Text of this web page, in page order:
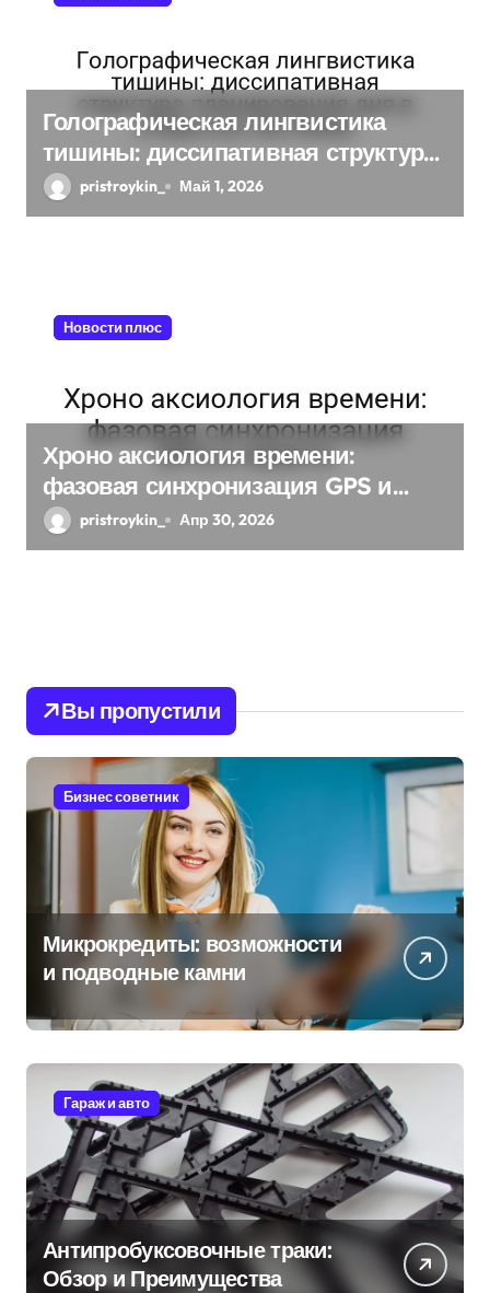
Голографическая лингвистика
тишины: диссипативная структура
планирования дня в открытых
системах
pristroykin_ Май 1, 2026
Новости плюс
Хроно аксиология времени:
фазовая синхронизация GPS и
памяти
pristroykin_ Апр 30, 2026
Вы пропустили
Бизнес советник
Микрокредиты: возможности
и подводные камни
Гараж и авто
Антипробуксовочные траки:
Обзор и Преимущества